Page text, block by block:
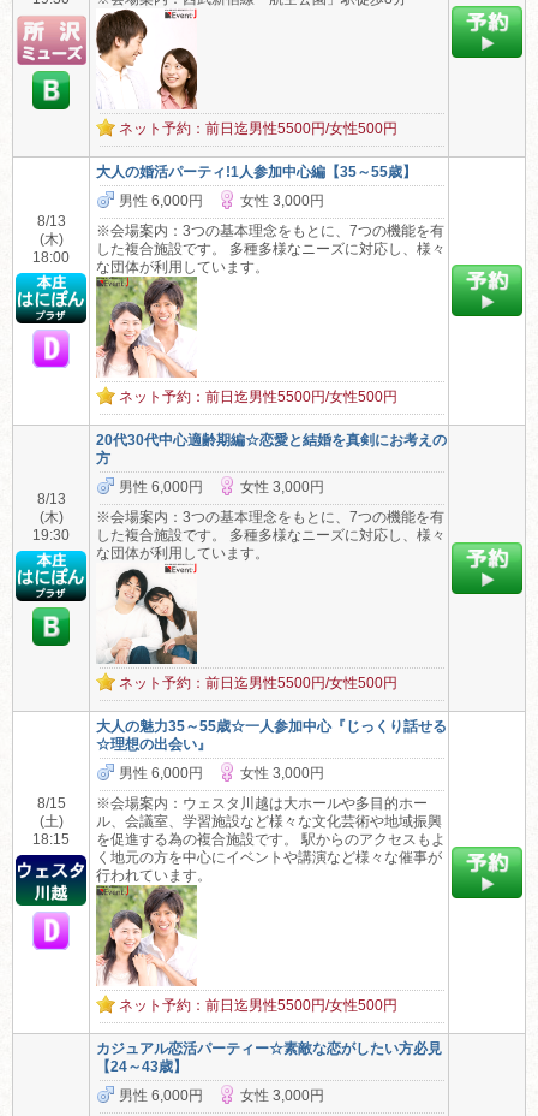
ネット予約：前日迄男性5500円/女性500円
8/13
(木)
18:00
大人の婚活パーティ!1人参加中心編【35～55歳】
男性 6,000円
女性 3,000円
※会場案内：3つの基本理念をもとに、7つの機能を有
した複合施設です。 多種多様なニーズに対応し、様々
な団体が利用しています。
ネット予約：前日迄男性5500円/女性500円
8/13
(木)
19:30
20代30代中心適齢期編☆恋愛と結婚を真剣にお考えの
方
男性 6,000円
女性 3,000円
※会場案内：3つの基本理念をもとに、7つの機能を有
した複合施設です。 多種多様なニーズに対応し、様々
な団体が利用しています。
ネット予約：前日迄男性5500円/女性500円
8/15
(土)
18:15
大人の魅力35～55歳☆一人参加中心『じっくり話せる
☆理想の出会い』
男性 6,000円
女性 3,000円
※会場案内：ウェスタ川越は大ホールや多目的ホー
ル、会議室、学習施設など様々な文化芸術や地域振興
を促進する為の複合施設です。 駅からのアクセスもよ
く地元の方を中心にイベントや講演など様々な催事が
行われています。
ネット予約：前日迄男性5500円/女性500円
カジュアル恋活パーティー☆素敵な恋がしたい方必見
【24～43歳】
男性 6,000円
女性 3,000円